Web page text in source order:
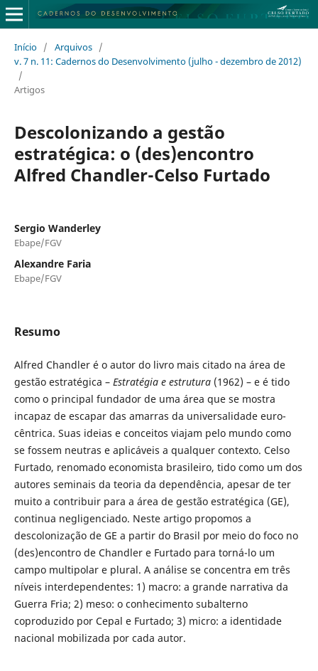
Início / Arquivos /
v. 7 n. 11: Cadernos do Desenvolvimento (julho - dezembro de 2012)
/
Artigos
Descolonizando a gestão
estratégica: o (des)encontro
Alfred Chandler-Celso Furtado
Sergio Wanderley
Ebape/FGV
Alexandre Faria
Ebape/FGV
Resumo
Alfred Chandler é o autor do livro mais citado na área de
gestão estratégica – Estratégia e estrutura (1962) – e é tido
como o principal fundador de uma área que se mostra
incapaz de escapar das amarras da universalidade euro­
cêntrica. Suas ideias e conceitos viajam pelo mundo como
se fossem neutras e aplicáveis a qualquer contexto. Celso
Furtado, renomado economista brasileiro, tido como um dos
autores seminais da teoria da dependência, apesar de ter
muito a contribuir para a área de gestão estratégica (GE),
continua negligenciado. Neste artigo propomos a
descolonização de GE a partir do Brasil por meio do foco no
(des)encontro de Chandler e Furtado para torná-lo um
campo multipolar e plural. A análise se concentra em três
níveis interdependentes: 1) macro: a grande narra­tiva da
Guerra Fria; 2) meso: o conhecimento subalterno
coproduzido por Cepal e Furtado; 3) micro: a identidade
nacional mobilizada por cada autor.